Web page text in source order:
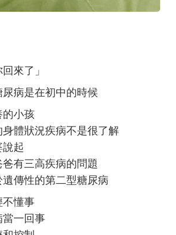
來了」
病是在初中的時候
的小孩
體狀況疾病不是很了解
起
有三高疾病的問題
傳性的第二型糖尿病
不懂事
當一回事